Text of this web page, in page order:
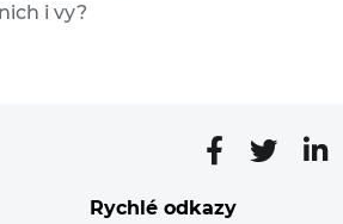
i vy?
Rychlé odkazy